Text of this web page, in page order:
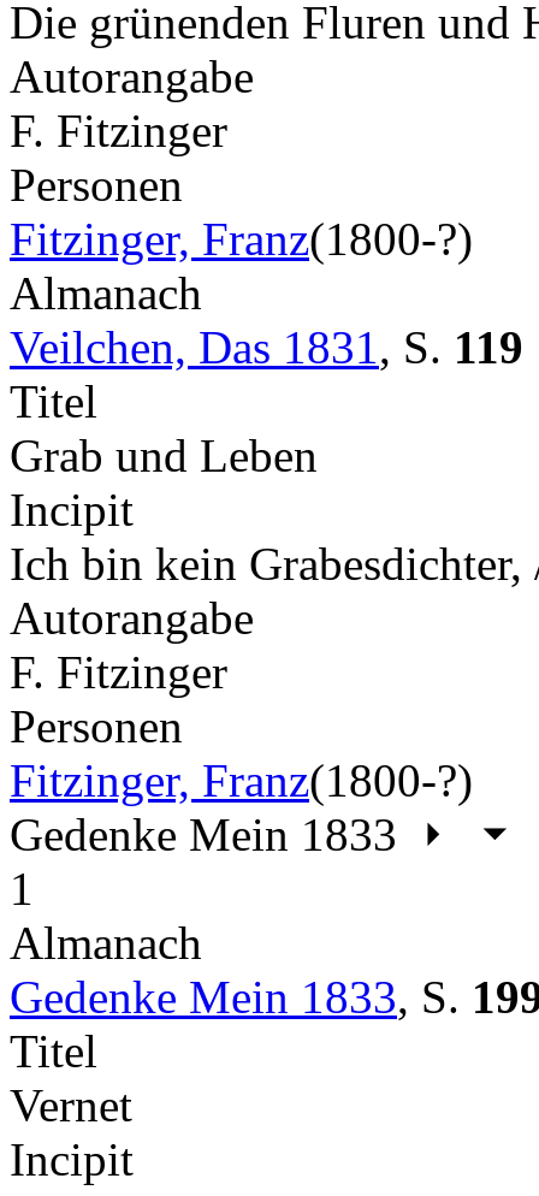
Die grünenden Fluren
Autorangabe
F. Fitzinger
Personen
Fitzinger, Franz(1800-?)
Almanach
Veilchen, Das 1831 , S. 119
Titel
Grab und Leben
Incipit
Ich bin kein
Autorangabe
F. Fitzinger
Personen
Fitzinger, Franz(1800-?)
Gedenke Mein 1833
1
Almanach
Gedenke Mein 1833, S.
Titel
Vernet
Incipit